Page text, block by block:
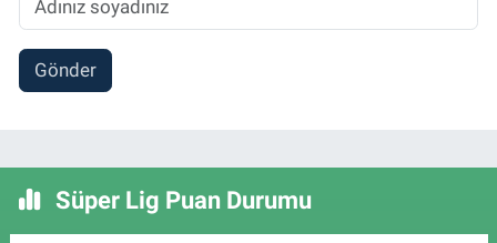
Gönder
Süper Lig Puan Durumu